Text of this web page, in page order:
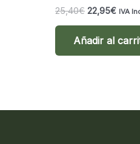
25,40€ El
era:
25,40€.
22,95€El
es:
IVA
Añadir al